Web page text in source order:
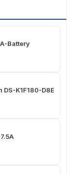
Battery
K1F180-D8E